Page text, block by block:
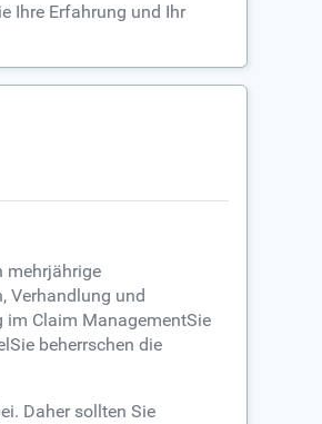
Ihre Erfahrung und Ihr
mehrjährige
Verhandlung und
im Claim ManagementSie
beherrschen die
Daher sollten Sie